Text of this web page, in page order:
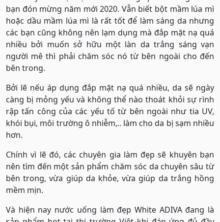
bạn đón mừng năm mới 2020. Vẫn biết bột mầm lúa mì
hoặc dầu mầm lúa mì là rất tốt để làm sáng da nhưng
các bạn cũng không nên lạm dụng mà đắp mặt nạ quá
nhiều bởi muốn sở hữu một làn da trắng sáng vạn
người mê thì phải chăm sóc nó từ bên ngoài cho đến
bên trong.
Bởi lẽ nếu áp dụng đắp mặt nạ quá nhiều, da sẽ ngày
càng bị mỏng yếu và không thể nào thoát khỏi sự rình
rập tấn công của các yếu tố từ bên ngoài như tia UV,
khói bụi, môi trường ô nhiễm,.. làm cho da bị sạm nhiều
hơn.
Chính vì lẽ đó, các chuyên gia làm đẹp sẽ khuyên bạn
nên tìm đến một sản phẩm chăm sóc da chuyên sâu từ
bên trong, vừa giúp da khỏe, vừa giúp da trắng hồng
mềm mịn.
Và hiện nay nước uống làm đẹp White ADIVA đang là